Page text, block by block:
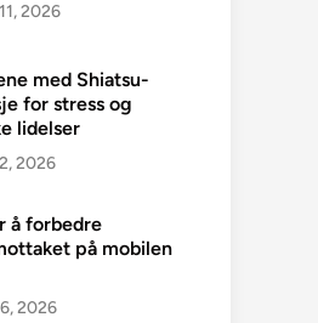
2026
med Shiatsu-
for stress og
lidelser
2026
å forbedre
på mobilen
2026